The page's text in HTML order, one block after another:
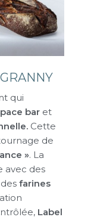
qui
bar et
Cette
de
». La
avec des
des farines
Label